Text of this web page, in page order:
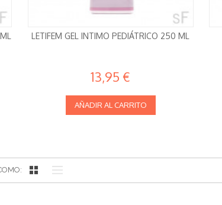
LETIFEM GEL INTIMO PEDIÁTRICO 250 ML
13,95 €
AÑADIR AL CARRITO